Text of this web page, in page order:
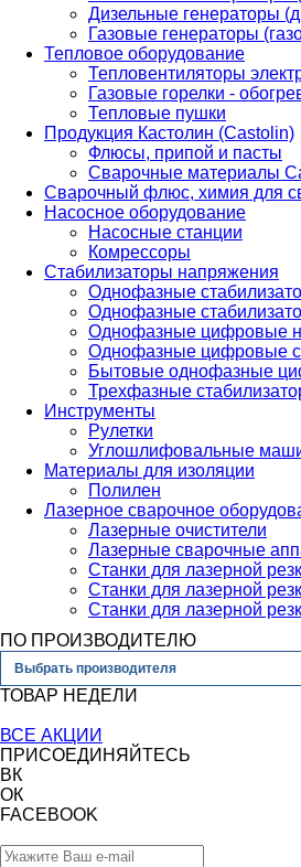
Дизельные генераторы
Газовые генераторы
Тепловое оборудование
Тепловентиляторы
Газовые горелки -
Тепловые пушки
Продукция Кастолин (Castolin)
Флюсы, припой и пасты
Сварочные материалы
Сварочный флюс, химия для
Насосное оборудование
Насосные станции
Комрессоры
Стабилизаторы напряжения
Однофазные
Однофазные
Однофазные цифровые
Однофазные цифровые
Бытовые однофазные
Трехфазные
Инструменты
Рулетки
Углошлифовальные
Материалы для изоляции
Полилен
Лазерное сварочное
Лазерные очистители
Лазерные сварочные
Станки для лазерной
Станки для лазерной
Станки для лазерной
ПО ПРОИЗВОДИТЕЛЮ
Выбрать производителя
ТОВАР НЕДЕЛИ
ВСЕ АКЦИИ
ПРИСОЕДИНЯЙТЕСЬ
ВК
ОК
FACEBOOK